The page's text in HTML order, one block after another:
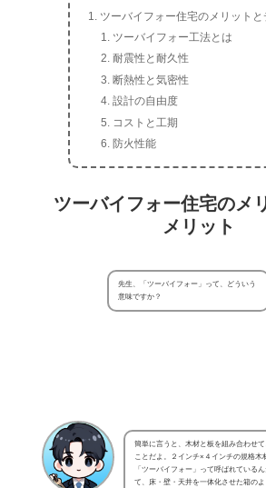
ツーバイフォー住宅のメリットと
ツーバイフォー工法とは
耐震性と耐久性
断熱性と気密性
設計の自由度
コストと工期
防火性能
ツーバイフォー住宅のメ
メリット
先生、「ツーバイフォー」って、どういう
意味ですか？
簡単に言うと、木材と板を組み合わせ
ことだよ。２インチ×４インチの規格木
「ツーバイフォー」って呼ばれている
て、床・壁・天井を一体化させた箱の